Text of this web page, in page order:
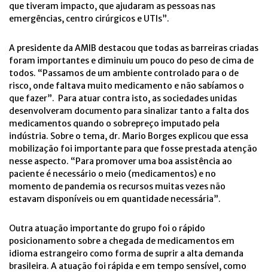
que tiveram impacto, que ajudaram as pessoas nas
emergências, centro cirúrgicos e UTIs”.
A presidente da AMIB destacou que todas as barreiras criadas
foram importantes e diminuiu um pouco do peso de cima de
todos. “Passamos de um ambiente controlado para o de
risco, onde faltava muito medicamento e não sabíamos o
que fazer”. Para atuar contra isto, as sociedades unidas
desenvolveram documento para sinalizar tanto a falta dos
medicamentos quando o sobrepreço imputado pela
indústria. Sobre o tema, dr. Mario Borges explicou que essa
mobilização foi importante para que fosse prestada atenção
nesse aspecto. “Para promover uma boa assistência ao
paciente é necessário o meio (medicamentos) e no
momento de pandemia os recursos muitas vezes não
estavam disponíveis ou em quantidade necessária”.
Outra atuação importante do grupo foi o rápido
posicionamento sobre a chegada de medicamentos em
idioma estrangeiro como forma de suprir a alta demanda
brasileira. A atuação foi rápida e em tempo sensível, como